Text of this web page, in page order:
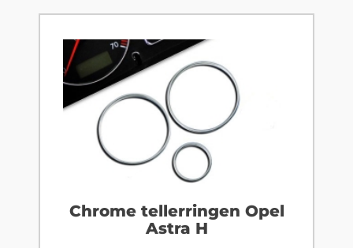
Chrome tellerringen Opel
Astra H